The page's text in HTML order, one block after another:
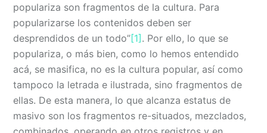
populariza son fragmentos de la cultura. Para
popularizarse los contenidos deben ser
desprendidos de un todo”[1]. Por ello, lo que se
populariza, o más bien, como lo hemos entendido
acá, se masifica, no es la cultura popular, así como
tampoco la letrada e ilustrada, sino fragmentos de
ellas. De esta manera, lo que alcanza estatus de
masivo son los fragmentos re-situados, mezclados,